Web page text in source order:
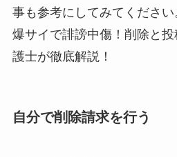
事も参考にしてみてください
爆サイで誹謗中傷！削除と
護士が徹底解説！
自分で削除請求を行う